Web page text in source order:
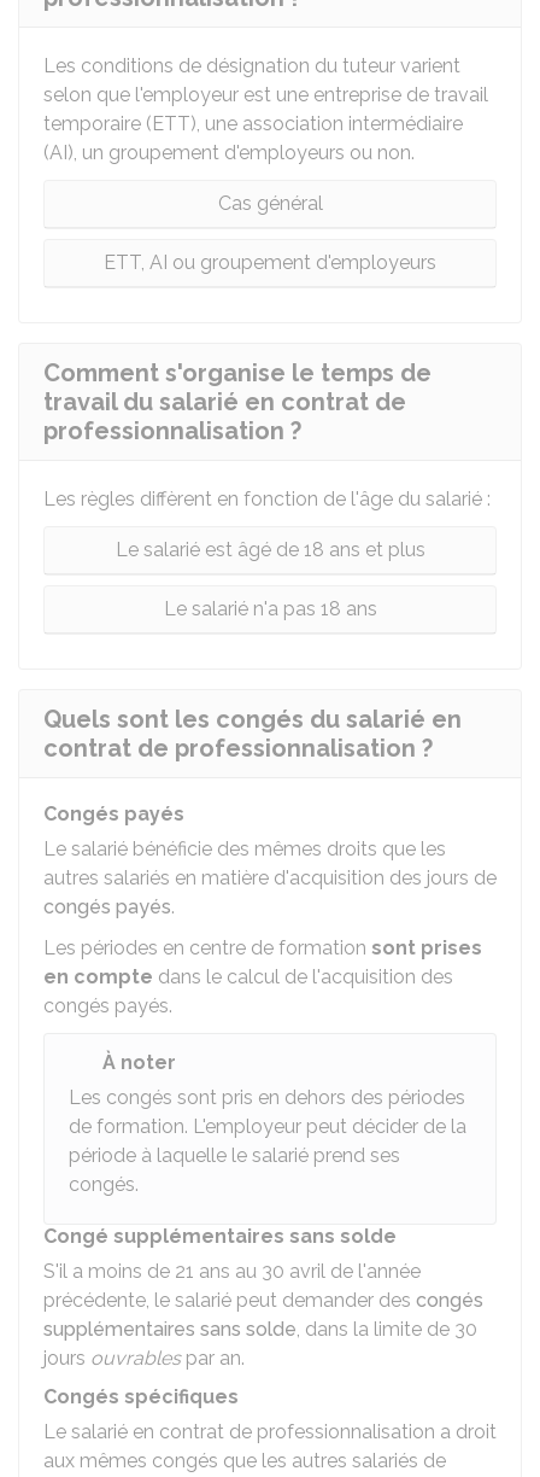
Les conditions de désignation du tuteur varient
selon que l'employeur est une entreprise de travail
temporaire (ETT), une association intermédiaire
(AI), un groupement d'employeurs ou non.
Cas général
ETT, AI ou groupement d'employeurs
Comment s'organise le temps de
travail du salarié en contrat de
professionnalisation ?
Les règles diffèrent en fonction de l'âge du salarié :
Le salarié est âgé de 18 ans et plus
Le salarié n'a pas 18 ans
Quels sont les congés du salarié en
contrat de professionnalisation ?
Congés payés
Le salarié bénéficie des mêmes droits que les
autres salariés en matière d'acquisition des jours de
congés payés.
Les périodes en centre de formation sont prises
en compte dans le calcul de l'acquisition des
congés payés.
À noter
Les congés sont pris en dehors des périodes
de formation. L'employeur peut décider de la
période à laquelle le salarié prend ses
congés.
Congé supplémentaires sans solde
S'il a moins de 21 ans au 30 avril de l'année
précédente, le salarié peut demander des congés
supplémentaires sans solde, dans la limite de 30
jours ouvrablespar an.
Congés spécifiques
Le salarié en contrat de professionnalisation a droit
aux mêmes congés que les autres salariés de